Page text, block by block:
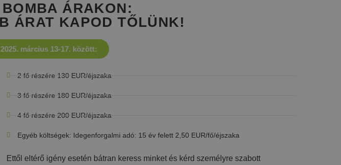
ÁRAKON:
ÁRAT KAPOD TŐLÜNK!
március 13-17. között:
2 fő részére 130 EUR/éjszaka
3 fő részére 180 EUR/éjszaka
4 fő részére 200 EUR/éjszaka
Egyéb költségek: Idegenforgalmi adó: 15 év felett 2,50 EUR/fő/éjszaka
Ettől eltérő igény esetén bátran keress minket és kérd személyre szabott